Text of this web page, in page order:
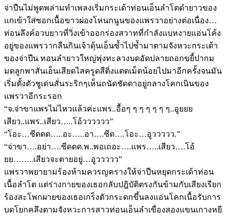
จ่าปืนไม่พูดพล่ามทำเพลงเริ่มกระเด้าท่อนเอ็นลำโตดำยาวของ
แกเข้าใส่ซอกเนื้อขาวผ่องโหนกนูนของแพรวาอย่างต่อเนื่อง…
ท่อนลึงค์อวบยาวที่วิ่งเข้าออกร่องสวาทที่กำลังแบหงายแอ่นโค้ง
อยู่ของแพรวากลืนกินเจ้าดุ้นเอ็นซ้ำไปซ้ำมาตามจังหวะกระเด้า
ของจ่าปืน ทอนลำยาวใหญ่พุ่งทะลวงบดอัดปลายถอกขยี้ปากม
มดลูกพาสันเอ็นเสียดไสครูดสีติ่งแตดเม็ดน้อยไปมาอีกครั้งจนมัน
เริ่มตั้งตัวชูเด่นสั่นระริกๆเห็นถนัดชัดตาอยู่กลางโคกเนินของ
แพรวาอีกระรอก
“จ.จ่าขาแพรไม่ไหวแล้วค่ะแพร..อื้อๆ ๆ ๆ ๆ ๆ ๆ ๆ..อูยยย
เสียว..แพร..เสียว…..โอ้วววววว”
“โอะ…ซีดดด…..อะ…..อา….ซีด….โอะ…อูววววว.”
“จ่าขา….อย่า….ซีดดด.พ..พอเถอะ….แพร…..เสียว….โอ้
ยย……..เสียวจะตายอยู่…อูววววว”
แพรวาพยายามร้องห้ามควรญครางให้จ่าปืนหยุดกระเด้าท่อน
เนื้อลำโต แต่ร่างกายของเธอกลับปฎิบัติตรงกันข้ามกับเสียงเรียก
ร้องสะโพกผายของเธอเกร็งตัวกระดกขึ้นลงแอ่นโคกเนื้อรับการ
บดโยกคลึงตามจังหวะการสาวท่อนเอ็นลำเขื่องสองแขนเกางหยี